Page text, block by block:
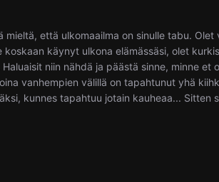
että ulkomaailma on sinulle tabu.
käynyt ulkona elämässäsi, olet
niin nähdä ja päästä sinne, minne et
vanhempien välillä on tapahtunut yhä
kunnes tapahtuu jotain kauheaa... Sitten